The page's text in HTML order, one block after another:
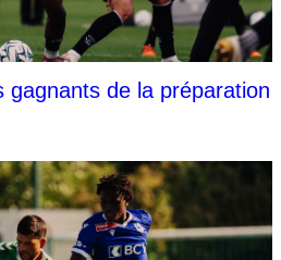
gagnants de la préparation